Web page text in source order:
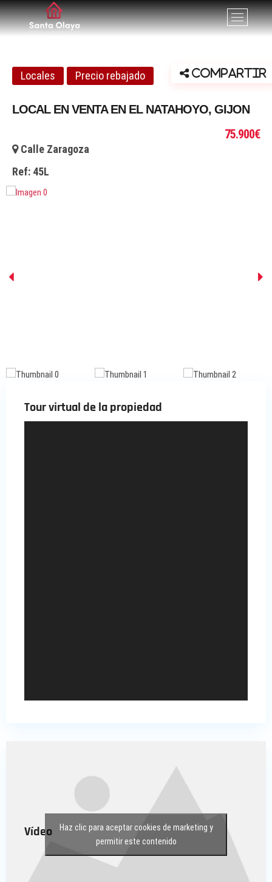
Santa Olaya. Agencia
inmobiliaria en Gijón
SERVICIOS PROFESIONALES INMOBILIARIOS EN GIJÓN,
ASTURIAS
B
o
n
l
e
Locales Precio rebajado
LOCAL EN VENTA EN EL NATAHOYO, GIJON
75.900€
Calle Zaragoza
Ref: 45L
Compartir
Tour virtual de la propiedad
Vídeo
Haz clic para aceptar cookies de marketing y
permitir este contenido